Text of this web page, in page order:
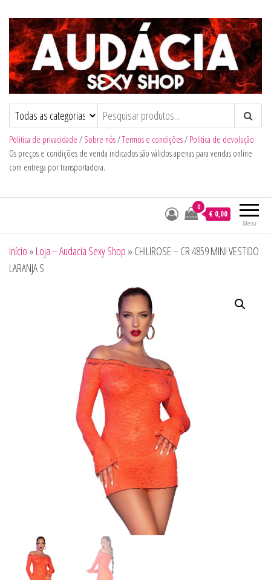
Audacia Sexy Shop
Politica de privacidade / Sobre nós/Termos e condições/ Politica de devolução
Os preços e condições de venda indicados são válidos apenas para vendas online
com entrega por transportadora.
Menu
0
€ 0,00
Início » Loja – Audacia Sexy Shop » CHILIROSE – CR 4859 MINI VESTIDO
LARANJA S